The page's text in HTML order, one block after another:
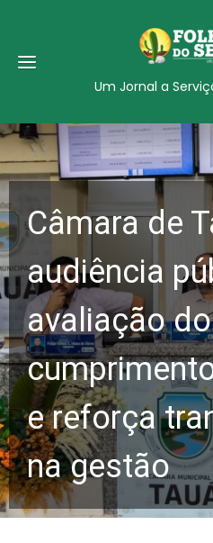
Um Jornal a
Câmara de
audiência
avaliação do
e reforça
na gestão